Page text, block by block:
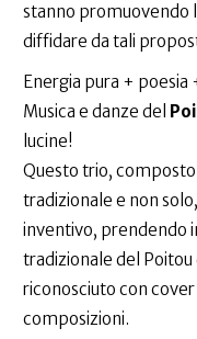
stanno promuovendo
diffidare da tali
Energia pura + poesia
Musica e danze del
lucine!
Questo trio,
tradizionale e non
inventivo, prendendo
tradizionale del
riconosciuto con
composizioni.